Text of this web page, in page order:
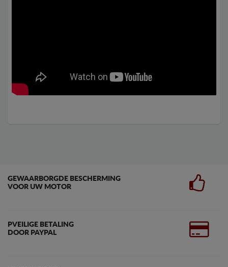
GEWAARBORGDE BESCHERMING
VOOR UW MOTOR
PVEILIGE BETALING
DOOR PAYPAL